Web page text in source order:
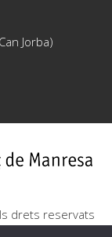
Jorba)
drets reservats